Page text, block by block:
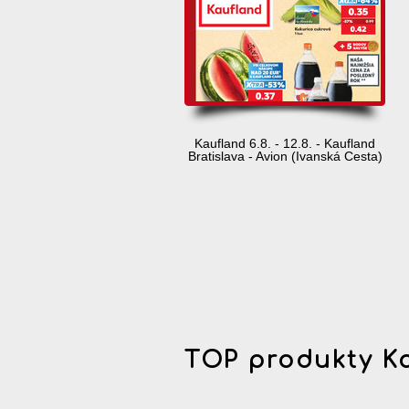
Kaufland 6.8. - 12.8. - Kaufland
Bratislava - Avion (Ivanská Cesta)
TOP produkty